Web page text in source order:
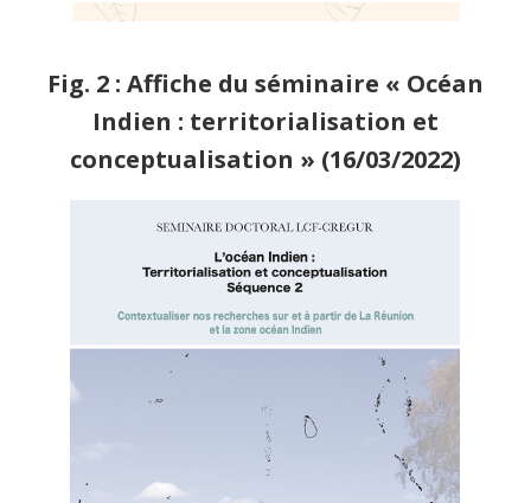
Fig. 2 : Affiche du séminaire « Océan
Indien : territorialisation et
conceptualisation » (16/03/2022)